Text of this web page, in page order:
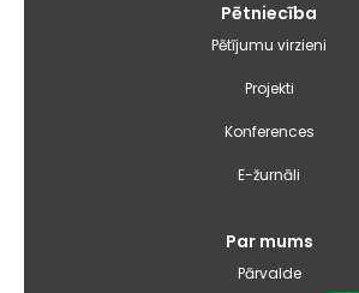
Pētniecība
Pētījumu virzieni
Projekti
Konferences
E-žurnāli
Par mums
Pārvalde